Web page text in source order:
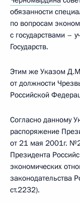
обязанности
по вопросам
с государствами –
Государств.
Этим же Указом
от должности
Российской
Согласно данному
распоряжение
от 21 мая 2001г.
Президента
экономических
законодательства
ст.2232).